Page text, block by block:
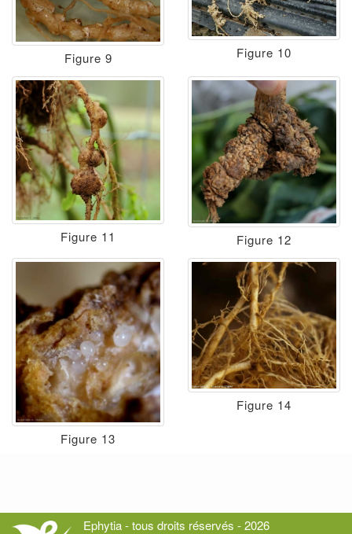
Figure 9 Figure 10
Figure 11 Figure 12
Figure 13
Figure 14
Ephytia - tous droits réservés - 2026